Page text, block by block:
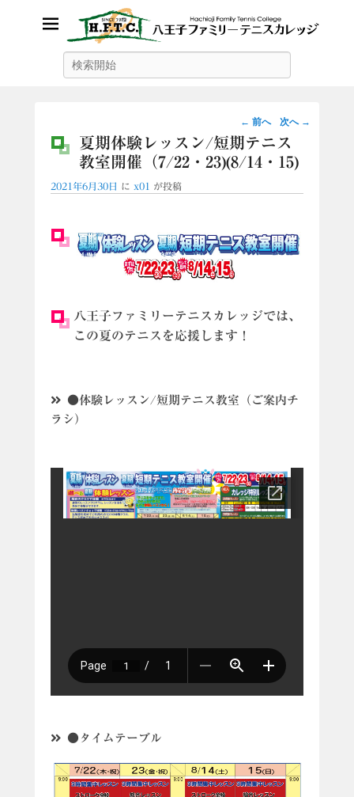
八王子ファミリーテニスカレッ
ジ
投
稿
ナ
ゲ
ョ
← 前へ 次へ →
夏期体験レッスン/短期テニス
教室開催（7/22・23)(8/14・15)
2021年6月30日 に x01 が投稿
八王子ファミリーテニスカレッジでは、
この夏のテニスを応援します！
●体験レッスン/短期テニス教室（ご案内チ
ラシ）
●タイムテーブル